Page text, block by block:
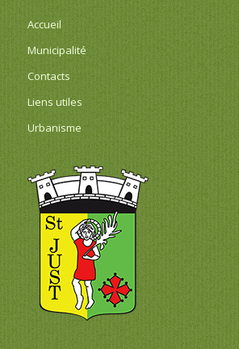
Accueil
Municipalité
Contacts
Liens utiles
Urbanisme